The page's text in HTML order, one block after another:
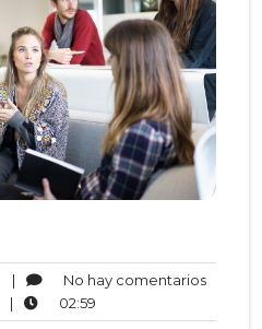
|
No hay comentarios
| 02:59